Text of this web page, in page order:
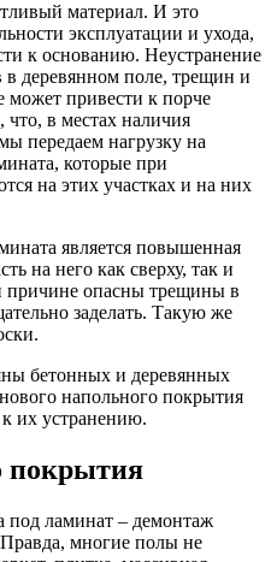
материал. И это
эксплуатации и ухода,
к основанию. Неустранение
деревянном поле, трещин и
может привести к порче
что, в местах наличия
передаем нагрузку на
которые при
на этих участках и на них
является повышенная
на него как сверху, так и
причине опасны трещины в
заделать. Такую же
бетонных и деревянных
напольного покрытия
их устранению.
покрытия
под ламинат – демонтаж
многие полы не